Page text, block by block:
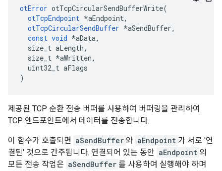
otError otTcpCircularSendBufferWrite(
otTcpEndpoint *aEndpoint,
otTcpCircularSendBuffer *aSendBuffer,
const void *aData,
size_t aLength,
size_t *aWritten,
uint32_t aFlags
)
제공된 TCP 순환 전송 버퍼를 사용하여 버퍼링을 관리하여
TCP 엔드포인트에서 데이터를 전송합니다.
이 함수가 호출되면 aSendBuffer 와 aEndpoint 가 서로 '연
결된' 것으로 간주됩니다. 연결되어 있는 동안 aEndpoint 의
모든 전송 작업은 aSendBuffer 를 사용하여 실행해야 하며